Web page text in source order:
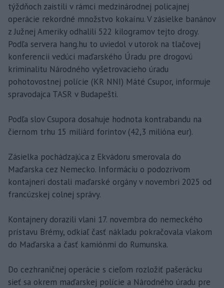
týždňoch zaistili v rámci medzinárodnej policajnej
operácie rekordné množstvo kokaínu. V zásielke banánov
z Južnej Ameriky odhalili 522 kilogramov tejto drogy.
Podľa servera hang.hu to uviedol v utorok na tlačovej
konferencii vedúci maďarského Úradu pre drogovú
kriminalitu Národného vyšetrovacieho úradu
pohotovostnej polície (KR NNI) Máté Csupor, informuje
spravodajca TASR v Budapešti.
Podľa slov Csupora dosahuje hodnota kontrabandu na
čiernom trhu 15 miliárd forintov (42,3 milióna eur).
Zásielka pochádzajúca z Ekvádoru smerovala do
Maďarska cez Nemecko. Informáciu o podozrivom
kontajneri dostali maďarské orgány v novembri 2025 od
francúzskej colnej správy.
Kontajnery dorazili vlani 17. novembra do nemeckého
prístavu Brémy, odkiaľ časť nákladu pokračovala vlakom
do Maďarska a časť kamiónmi do Rumunska.
Do cezhraničnej operácie s cieľom rozložiť pašerácku
sieť sa okrem maďarskej polície a Národného úradu pre